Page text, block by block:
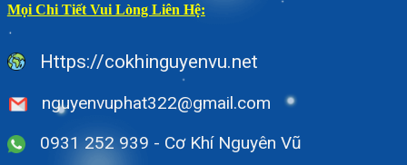
Mọi Chi Tiết Vui Lòng Liên Hệ:
Https://cokhinguyenvu.net
nguyenvuphat322@gmail.com
0931 252 939 - Cơ Khí Nguyên Vũ